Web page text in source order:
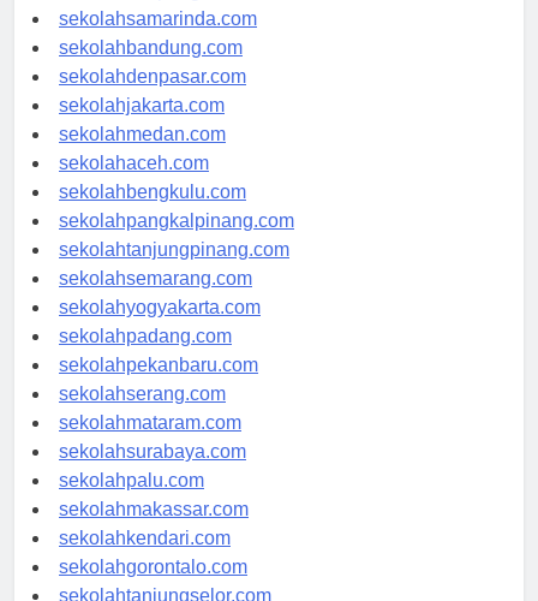
sekolahlampung.com
sekolahsamarinda.com
sekolahbandung.com
sekolahdenpasar.com
sekolahjakarta.com
sekolahmedan.com
sekolahaceh.com
sekolahbengkulu.com
sekolahpangkalpinang.com
sekolahtanjungpinang.com
sekolahsemarang.com
sekolahyogyakarta.com
sekolahpadang.com
sekolahpekanbaru.com
sekolahserang.com
sekolahmataram.com
sekolahsurabaya.com
sekolahpalu.com
sekolahmakassar.com
sekolahkendari.com
sekolahgorontalo.com